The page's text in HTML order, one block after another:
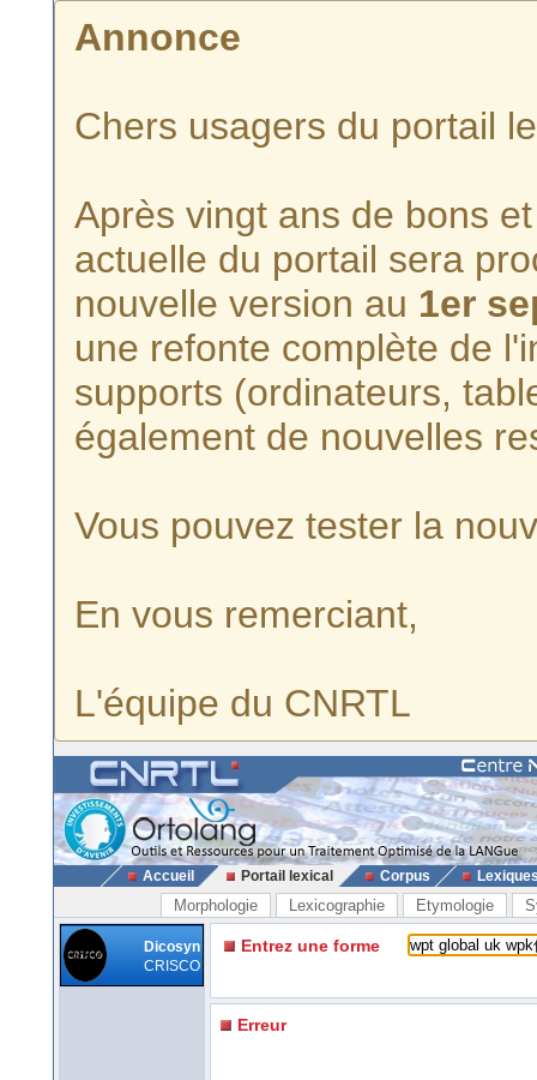
Annonce
Chers usagers du portail
Après vingt ans de bons
actuelle du portail sera
nouvelle version au 1er
une refonte complète de
supports (ordinateurs,
également de nouvelles
Vous pouvez tester la
En vous remerciant,
L'équipe du CNRTL
Accueil Portail lexical Corpus
Morphologie Lexicographie Etymologie
Dicosyn
CRISCO
Entrez une forme
Erreur